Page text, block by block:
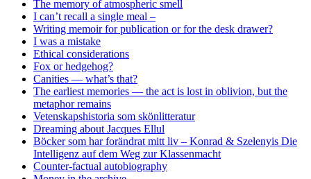
The memory of atmospheric smell
I can’t recall a single meal –
Writing memoir for publication or for the desk drawer?
I was a mistake
Ethical considerations
Fox or hedgehog?
Canities — what’s that?
The earliest memories — the act is lost in oblivion, but the
metaphor remains
Vetenskapshistoria som skönlitteratur
Dreaming about Jacques Ellul
Böcker som har forändrat mitt liv – Konrad & Szelenyis Die
Intelligenz auf dem Weg zur Klassenmacht
Counter-factual autobiography